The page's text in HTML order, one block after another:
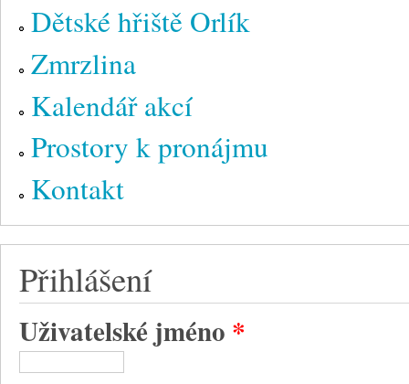
Dětské hřiště Orlík
Zmrzlina
Kalendář akcí
Prostory k pronájmu
Kontakt
Přihlášení
Uživatelské jméno *